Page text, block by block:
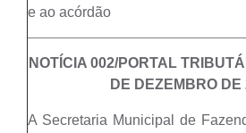
e ao acórdão
NOTÍCIA 002/PORTAL
DE DEZEMBRO
A Secretaria Municipal de